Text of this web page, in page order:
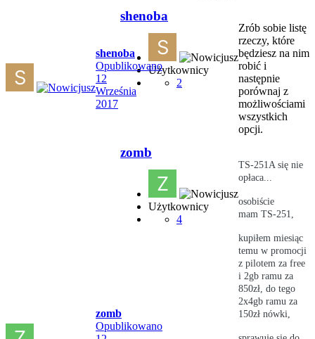
shenoba
Opublikowano
12
Września
2017
shenoba
Użytkownicy
2
Zrób sobie listę
rzeczy, które
będziesz na nim
robić i
następnie
porównaj z
możliwościami
wszystkich
opcji.
zomb
Opublikowano
zomb
Użytkownicy
4
TS-251A się nie
opłaca...
osobiście
mam TS-251,
kupiłem miesiąc
temu w promocji
z pilotem za free
i 2gb ramu za
850zł, do tego
2x4gb ramu za
150zł nówki,